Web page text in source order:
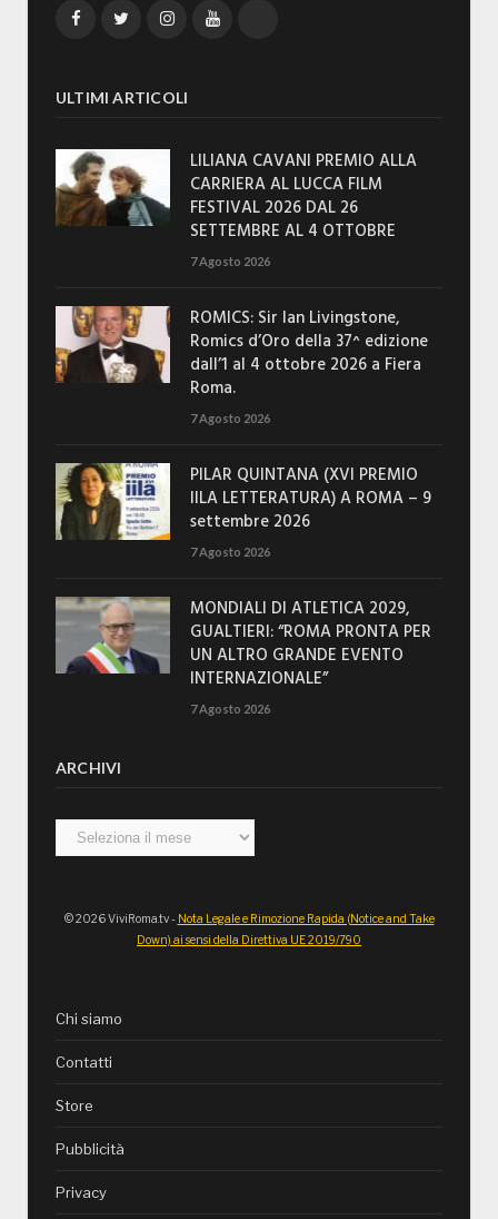
FacebookTwitterInstagramYouTube
ULTIMI ARTICOLI
LILIANA CAVANI PREMIO ALLA
CARRIERA AL LUCCA FILM
FESTIVAL 2026 DAL 26
SETTEMBRE AL 4 OTTOBRE
7 Agosto 2026
ROMICS: Sir Ian Livingstone,
Romics d’Oro della 37^ edizione
dall’1 al 4 ottobre 2026 a Fiera
Roma.
7 Agosto 2026
PILAR QUINTANA (XVI PREMIO
IILA LETTERATURA) A ROMA – 9
settembre 2026
7 Agosto 2026
MONDIALI DI ATLETICA 2029,
GUALTIERI: “ROMA PRONTA PER
UN ALTRO GRANDE EVENTO
INTERNAZIONALE”
7 Agosto 2026
ARCHIVI
Archivi
© 2026 ViviRoma.tv - Nota Legale e Rimozione Rapida (Notice and Take
Down) ai sensi della Direttiva UE 2019/790
Chi siamo
Contatti
Store
Pubblicità
Privacy